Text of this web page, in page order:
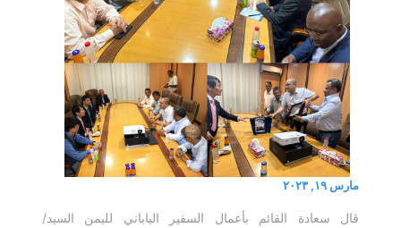
مارس ١٩, ٢٠٢٣
قال سعادة القائم بأعمال السفير الياباني لليمن السيد/